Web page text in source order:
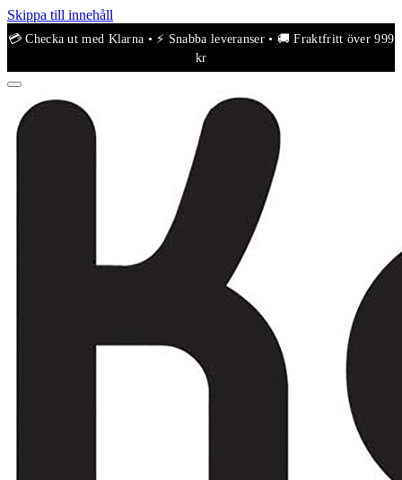
Skippa till innehåll